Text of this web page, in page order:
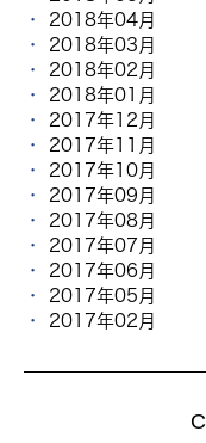
2018年04月
2018年03月
2018年02月
2018年01月
2017年12月
2017年11月
2017年10月
2017年09月
2017年08月
2017年07月
2017年06月
2017年05月
2017年02月